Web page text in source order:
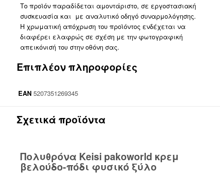
Το προϊόν παραδίδεται αμοντάριστο, σε εργοστασιακή
συσκευασία και με αναλυτικό οδηγό συναρμολόγησης.
Η χρωματική απόχρωση του προϊόντος ενδέχεται να
διαφέρει ελαφρώς σε σχέση με την φωτογραφική
απεικόνισή του στην οθόνη σας.
Επιπλέον πληροφορίες
EAN 5207351269345
Σχετικά προϊόντα
Πολυθρόνα Keisi pakoworld κρεμ
βελούδο-πόδι φυσικό ξύλο